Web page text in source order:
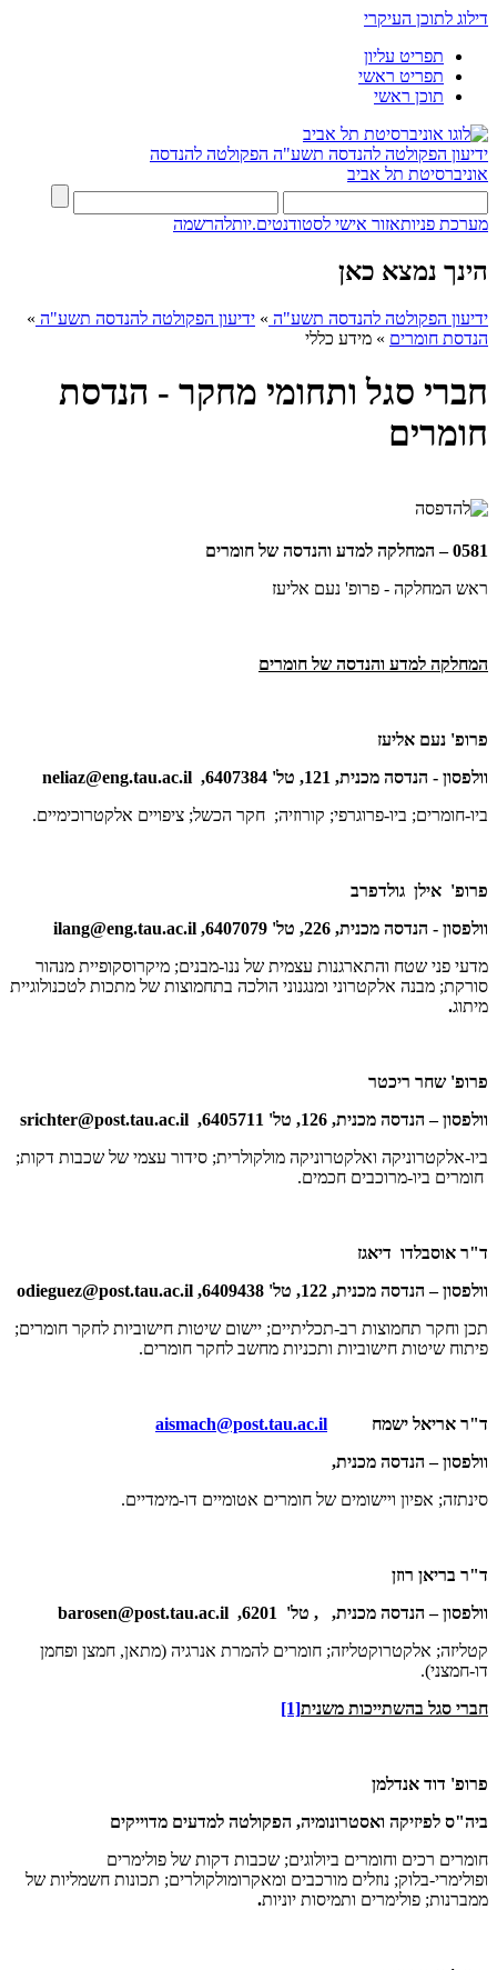
דילוג לתוכן העיקרי
תפריט עליון
תפריט ראשי
תוכן ראשי
ידיעון הפקולטה להנדסה תשע"ה הפקולטה להנדסה
אוניברסיטת תל אביב
מערכת פניותאזור אישי לסטודנטים.יותלהרשמה
הינך נמצא כאן
ידיעון הפקולטה להנדסה תשע"ה » ידיעון הפקולטה להנדסה תשע"ה »
הנדסת חומרים » מידע כללי
חברי סגל ותחומי מחקר - הנדסת
חומרים
0581 – המחלקה למדע והנדסה של חומרים
ראש המחלקה - פרופ' נעם אליעז
המחלקה למדע והנדסה של חומרים
פרופ' נעם אליעז
וולפסון - הנדסה מכנית, 121, טל' 6407384,
neliaz@eng.tau.ac.il
ביו-חומרים; ביו-פרוגרפי; קורוזיה; חקר הכשל; ציפויים אלקטרוכימיים.
פרופ' אילן גולדפרב
וולפסון - הנדסה מכנית, 226, טל' 6407079,
ilang@eng.tau.ac.il
מדעי פני שטח והתארגנות עצמית של ננו-מבנים; מיקרוסקופיית מנהור
סורקת; מבנה אלקטרוני ומנגנוני הולכה בתחמוצות של מתכות לטכנולוגיית
מיתוג.
פרופ' שחר ריכטר
וולפסון – הנדסה מכנית, 126, טל' 6405711,
srichter@post.tau.ac.il
ביו-אלקטרוניקה ואלקטרוניקה מולקולרית; סידור עצמי של שכבות דקות;
חומרים ביו-מרוכבים חכמים.
ד"ר אוסבלדו דיאגז
וולפסון – הנדסה מכנית, 122, טל' 6409438,
odieguez@post.tau.ac.il
תכן וחקר תחמוצות רב-תכליתיים; יישום שיטות חישוביות לחקר חומרים;
פיתוח שיטות חישוביות ותכניות מחשב לחקר חומרים.
ד"ר אריאל ישמח aismach@post.tau.ac.il
וולפסון – הנדסה מכנית,
סינתזה; אפיון ויישומים של חומרים אטומיים דו-מימדיים.
ד"ר בריאן רוזן
וולפסון – הנדסה מכנית, , טל' 6201,
barosen@post.tau.ac.il
קטליזה; אלקטרוקטליזה; חומרים להמרת אנרגיה (מתאן, חמצן ופחמן
דו-חמצני).
חברי סגל בהשתייכות משנית[1]
פרופ' דוד אנדלמן
ביה"ס לפיזיקה ואסטרונומיה, הפקולטה למדעים מדוייקים
חומרים רכים וחומרים ביולוגים; שכבות דקות של פולימרים
ופולימרי-בלוק; נוזלים מורכבים ומאקרומולקולרים; תכונות חשמליות של
ממברנות; פולימרים ותמיסות יוניות.